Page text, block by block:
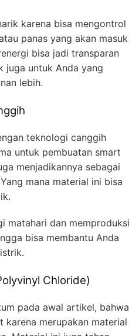
karena bisa mengontrol
panas yang akan masuk
bisa jadi transparan
juga untuk Anda yang
lebih.
teknologi canggih
untuk pembuatan smart
menjadikannya sebagai
mana material ini bisa
matahari dan memproduksi
bisa membantu Anda
Chloride)
pada awal artikel, bahwa
karena merupakan material